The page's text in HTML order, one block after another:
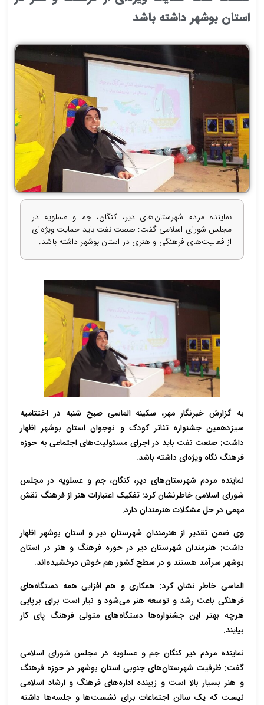
استان بوشهر داشته باشد
نماینده مردم شهرستان‌های دیر، کنگان، جم و عسلویه در
مجلس شورای اسلامی گفت: صنعت نفت باید حمایت ویژه‌ای
از فعالیت‌های فرهنگی و هنری در استان بوشهر داشته باشد.
به گزارش خبرنگار مهر، سکینه الماسی صبح شنبه در اختتامیه
سیزدهمین جشنواره تئاتر کودک و نوجوان استان بوشهر اظهار
داشت: صنعت نفت باید در اجرای مسئولیت‌های اجتماعی به حوزه
فرهنگ نگاه ویژه‌ای داشته باشد.
نماینده مردم شهرستان‌های دیر، کنگان، جم و عسلویه در مجلس
شورای اسلامی خاطرنشان کرد: تفکیک اعتبارات هنر از فرهنگ نقش
مهمی در حل مشکلات هنرمندان دارد.
وی ضمن تقدیر از هنرمندان شهرستان دیر و استان بوشهر اظهار
داشت: هنرمندان شهرستان دیر در حوزه فرهنگ و هنر در استان
بوشهر سرآمد هستند و در سطح کشور هم خوش درخشیده‌اند.
الماسی خاطر نشان کرد: همکاری و هم افزایی همه دستگاه‌های
فرهنگی باعث رشد و توسعه هنر می‌شود و نیاز است برای برپایی
هرچه بهتر این جشنواره‌ها دستگاه‌های متولی فرهنگ پای کار
بیایند.
نماینده مردم دیر کنگان جم و عسلویه در مجلس شورای اسلامی
گفت: ظرفیت شهرستان‌های جنوبی استان بوشهر در حوزه فرهنگ
و هنر بسیار بالا است و زیبنده اداره‌های فرهنگ و ارشاد اسلامی
نیست که یک سالن اجتماعات برای نشست‌ها و جلسه‌ها داشته